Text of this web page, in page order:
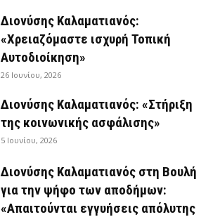
Διονύσης Καλαματιανός:
«Χρειαζόμαστε ισχυρή Τοπική
Αυτοδιοίκηση»
26 Ιουνίου, 2026
Διονύσης Καλαματιανός: «Στήριξη
της κοινωνικής ασφάλισης»
5 Ιουνίου, 2026
Διονύσης Καλαματιανός στη Βουλή
για την ψήφο των αποδήμων:
«Απαιτούνται εγγυήσεις απόλυτης